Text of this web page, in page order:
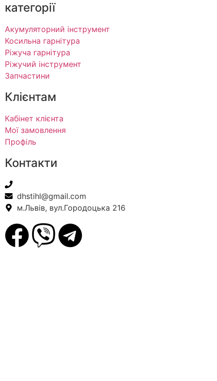
категорії
Акумуляторний інструмент
Косильна гарнітура
Ріжуча гарнітура
Ріжучий інструмент
Запчастини
Клієнтам
Кабінет клієнта
Мої замовлення
Профіль
Контакти
dhstihl@gmail.com
м.Львів, вул.Городоцька 216